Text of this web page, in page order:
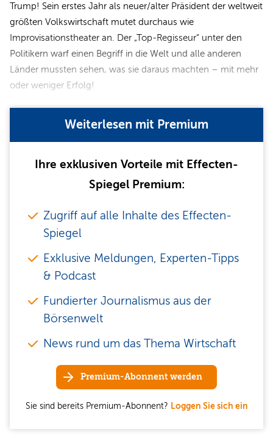
Trump! Sein erstes Jahr als neuer/alter Präsident der weltweit
größten Volkswirtschaft mutet durchaus wie
Improvisationstheater an. Der „Top-Regisseur“ unter den
Politikern warf einen Begriff in die Welt und alle anderen
Länder mussten sehen, was sie daraus machten – mit mehr
oder weniger Erfolg!
Weiterlesen mit Premium
Ihre exklusiven Vorteile mit Effecten-
Spiegel Premium:
Zugriff auf alle Inhalte des Effecten-
Spiegel
Exklusive Meldungen, Experten-Tipps
& Podcast
Fundierter Journalismus aus der
Börsenwelt
News rund um das Thema Wirtschaft
Premium-Abonnent werden
Sie sind bereits Premium-Abonnent? Loggen Sie sich ein